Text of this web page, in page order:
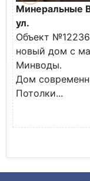
Минеральные
ул.
Объект
новый дом с
Минводы.
Дом
Потолки...